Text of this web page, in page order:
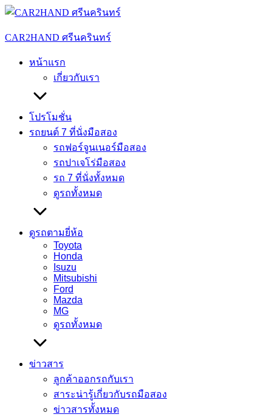
Skip
CAR2HAND ศรีนครินทร์
หน้าแรก
เกี่ยวกับเรา
โปรโมชั่น
รถยนต์ 7 ที่นั่งมือสอง
รถฟอร์จูนเนอร์มือสอง
รถปาเจโร่มือสอง
รถ 7 ที่นั่งทั้งหมด
ดูรถทั้งหมด
ดูรถตามยี่ห้อ
Toyota
Honda
Isuzu
Mitsubishi
Ford
Mazda
MG
ดูรถทั้งหมด
ข่าวสาร
ลูกค้าออกรถกับเรา
สาระน่ารู้เกี่ยวกับรถมือสอง
ข่าวสารทั้งหมด